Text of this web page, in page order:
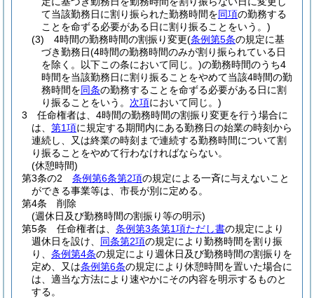
て当該勤務日に割り振られた勤務時間を同項の勤務する
ことを命ずる必要がある日に割り振ることをいう。)
(3)
4時間の勤務時間の割振り変更(条例第5条の規定に基
づき勤務日(4時間の勤務時間のみが割り振られている日
を除く。以下この条において同じ。)の勤務時間のうち4
時間を当該勤務日に割り振ることをやめて当該4時間の勤
務時間を同条の勤務することを命ずる必要がある日に割
り振ることをいう。 次項において同じ。)
3
任命権者は、4時間の勤務時間の割振り変更を行う場合に
は、 第1項に規定する期間内にある勤務日の始業の時刻から
連続し、又は終業の時刻まで連続する勤務時間について割
り振ることをやめて行わなければならない。
(休憩時間)
第3条の2
条例第6条第2項の規定による一斉に与えないこと
ができる事業等は、市長が別に定める。
第4条
削除
(週休日及び勤務時間の割振り等の明示)
第5条
任命権者は、 条例第3条第1項ただし書の規定により
週休日を設け、 同条第2項の規定により勤務時間を割り振
り、 条例第4条の規定により週休日及び勤務時間の割振りを
定め、又は条例第6条の規定により休憩時間を置いた場合に
は、適当な方法により速やかにその内容を明示するものと
する。